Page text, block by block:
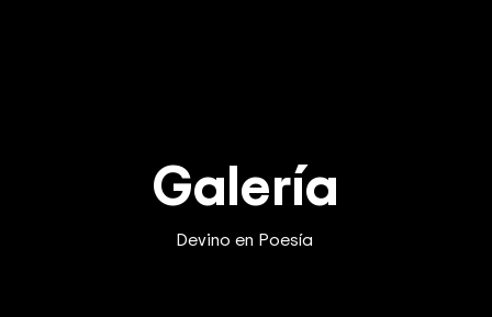
Galería
Devino en Poesía